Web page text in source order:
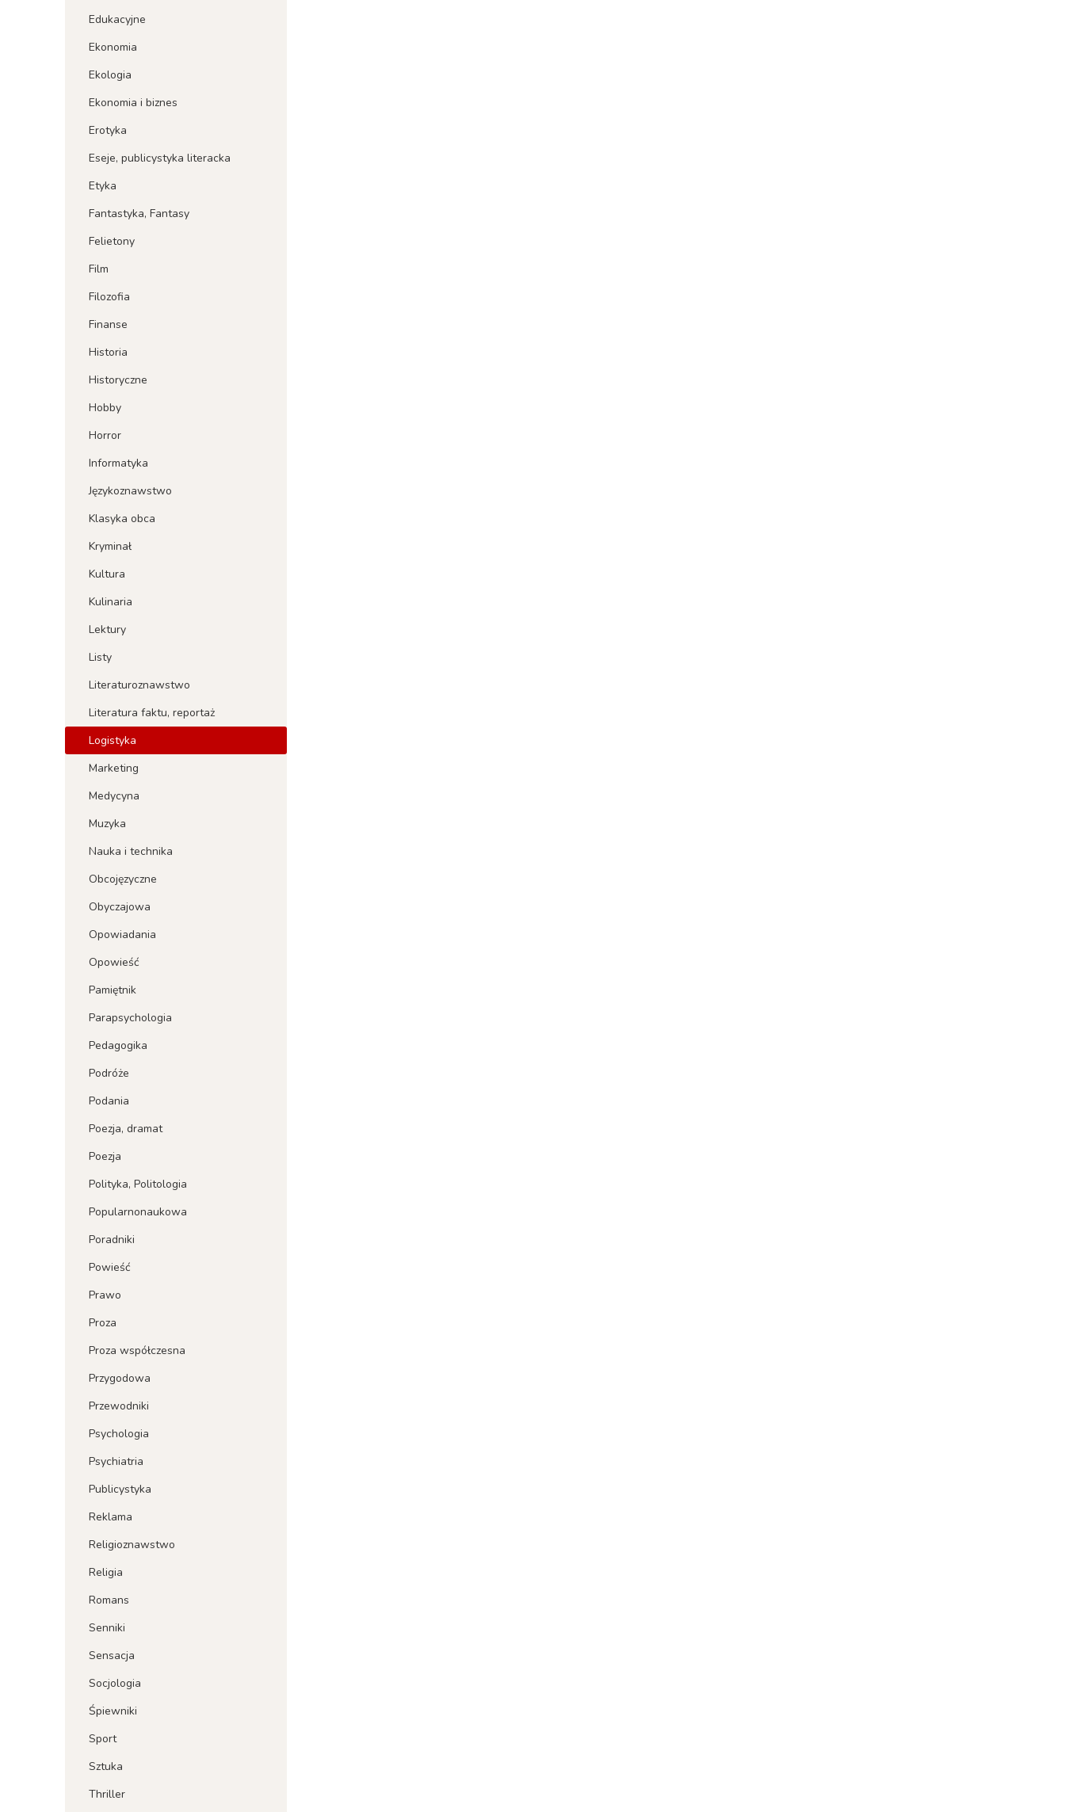
Edukacyjne
Ekonomia
Ekologia
Ekonomia i biznes
Erotyka
Eseje, publicystyka literacka
Etyka
Fantastyka, Fantasy
Felietony
Film
Filozofia
Finanse
Historia
Historyczne
Hobby
Horror
Informatyka
Językoznawstwo
Klasyka obca
Kryminał
Kultura
Kulinaria
Lektury
Listy
Literaturoznawstwo
Literatura faktu, reportaż
Logistyka
Marketing
Medycyna
Muzyka
Nauka i technika
Obcojęzyczne
Obyczajowa
Opowiadania
Opowieść
Pamiętnik
Parapsychologia
Pedagogika
Podróże
Podania
Poezja, dramat
Poezja
Polityka, Politologia
Popularnonaukowa
Poradniki
Powieść
Prawo
Proza
Proza współczesna
Przygodowa
Przewodniki
Psychologia
Psychiatria
Publicystyka
Reklama
Religioznawstwo
Religia
Romans
Senniki
Sensacja
Socjologia
Śpiewniki
Sport
Sztuka
Thriller